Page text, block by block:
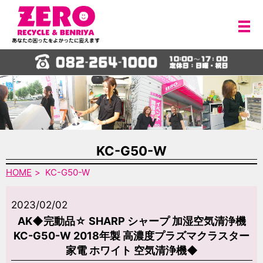
メ
KC-G50-W
HOME KC-G50-W
2023/02/02
AK◆完動品☆ SHARP シャープ 加湿空気清浄機
KC-G50-W 2018年製 高濃度プラズマクラスター
家電 ホワイト 空気清浄機◆